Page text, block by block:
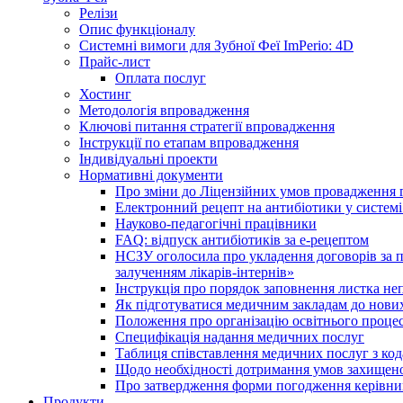
Релізи
Опис функціоналу
Системні вимоги для Зубної Феї ImPerio: 4D
Прайс-лист
Оплата послуг
Хостинг
Методологія впровадження
Ключові питання стратегії впровадження
Інструкції по етапам впровадження
Індивідуальні проекти
Нормативні документи
Про зміни до Ліцензійних умов провадження
Електронний рецепт на антибіотики у
Науково-педагогічні працівники
FAQ: відпуск антибіотиків за е-рецептом
НСЗУ оголосила про укладення договорів за
залученням лікарів-інтернів»
Інструкція про порядок заповнення листка
Як підготуватися медичним закладам до
Положення про організацію освітнього
Специфікація надання медичних послуг
Таблиця співставлення медичних послуг з
Щодо необхідності дотримання умов
Про затвердження форми погодження